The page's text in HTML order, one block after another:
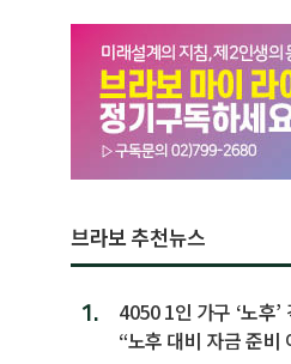
브라보 추천뉴스
1.
4050 1인 가구 ‘노후’
“노후 대비 자금 준비